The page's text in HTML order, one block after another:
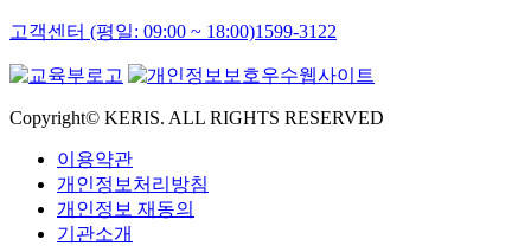
고객센터 (평일: 09:00 ~ 18:00)1599-3122
Copyright© KERIS. ALL RIGHTS RESERVED
이용약관
개인정보처리방침
개인정보 재동의
기관소개